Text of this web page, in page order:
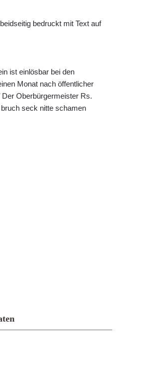
bedruckt mit Text auf
ist einlösbar bei den
Monat nach öffentlicher
Oberbürgermeister Rs.
seck nitte schamen